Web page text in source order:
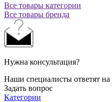
Все товары категории
Все товары бренда
Нужна консультация?
Наши специалисты ответят
Задать вопрос
Категории